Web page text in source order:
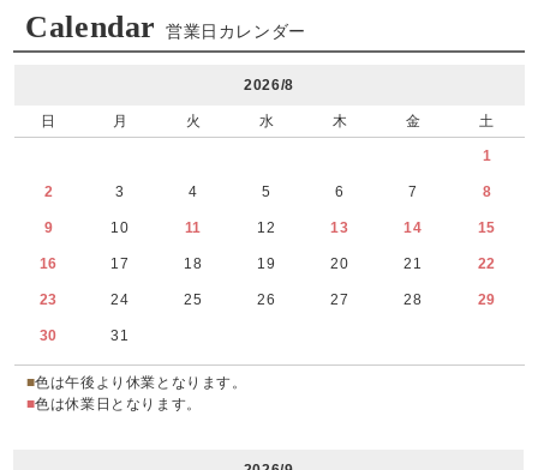
Calendar 営業日カレンダー
2026/8
日 月 火 水 木 金 土
1
2 3 4 5 6 7 8
9 10 11 12 13 14 15
16 17 18 19 20 21 22
23 24 25 26 27 28 29
30 31
■色は午後より休業となります。
■色は休業日となります。